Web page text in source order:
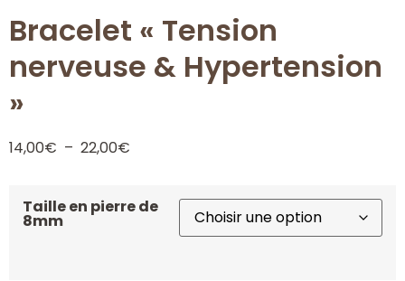
Bracelet « Tension
nerveuse & Hypertension
»
14,00€ – 22,00€
Taille en pierre de
8mm